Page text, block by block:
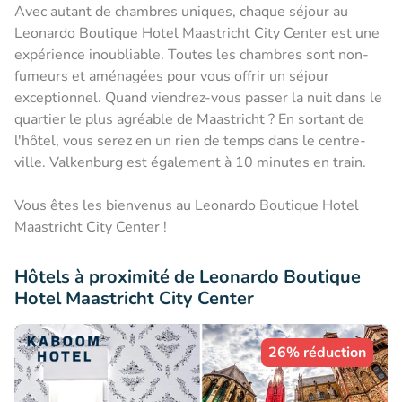
Avec autant de chambres uniques, chaque séjour au
Leonardo Boutique Hotel Maastricht City Center est une
expérience inoubliable. Toutes les chambres sont non-
fumeurs et aménagées pour vous offrir un séjour
exceptionnel. Quand viendrez-vous passer la nuit dans le
quartier le plus agréable de Maastricht ? En sortant de
l'hôtel, vous serez en un rien de temps dans le centre-
ville. Valkenburg est également à 10 minutes en train.
Vous êtes les bienvenus au Leonardo Boutique Hotel
Maastricht City Center !
Hôtels à proximité de Leonardo Boutique
Hotel Maastricht City Center
26% réduction